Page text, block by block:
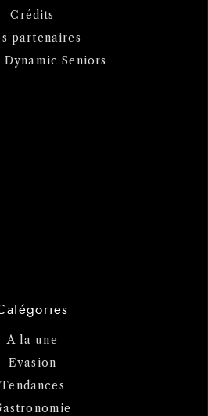
Crédits
partenaires
Dynamic Seniors
A la une
Evasion
Tendances